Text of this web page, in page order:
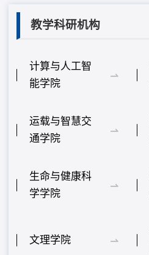
教学科研机构
计算与人工智
能学院
运载与智慧交
通学院
生命与健康科
学学院
文理学院